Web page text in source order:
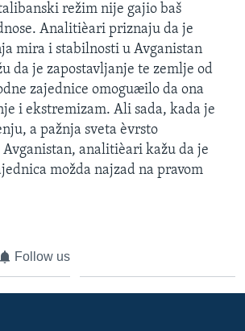
režim nije gajio baš
Analitièari priznaju da je
mira i stabilnosti u Avganistan
da je zapostavljanje te zemlje od
zajednice omoguæilo da ona
i ekstremizam. Ali sada, kada je
a pažnja sveta èvrsto
analitièari kažu da je
možda najzad na pravom
Follow us